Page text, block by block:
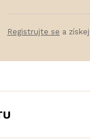
Registrujte se a